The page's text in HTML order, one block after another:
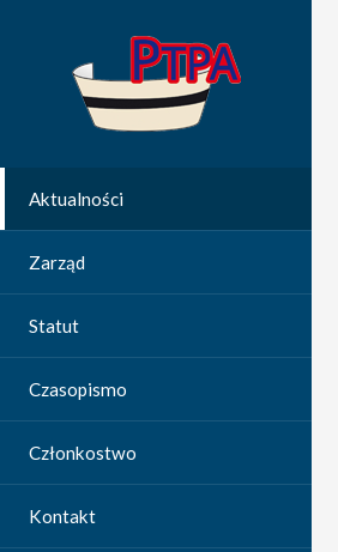
Aktualności
Zarząd
Statut
Czasopismo
Członkostwo
Kontakt